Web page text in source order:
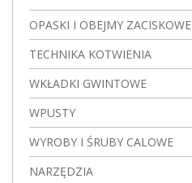
OPASKI I OBEJMY ZACISKOWE
TECHNIKA KOTWIENIA
WKŁADKI GWINTOWE
WPUSTY
WYROBY I ŚRUBY CALOWE
NARZĘDZIA